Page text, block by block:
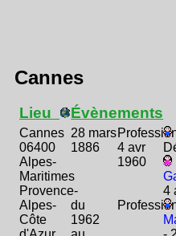
Cannes
Lieu
Cannes
06400
Alpes-
Maritimes
Provence-
Alpes-
Côte
Évènements
28 mars
1886
4 avr
1960
4
du
1962